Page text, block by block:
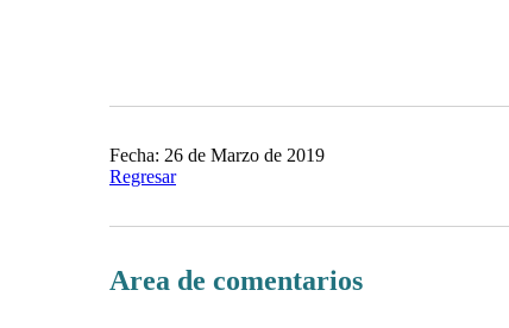
Fecha: 26 de Marzo de 2019
Regresar
Area de comentarios